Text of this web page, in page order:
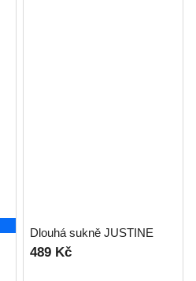
Dlouhá sukně JUSTINE
489 Kč